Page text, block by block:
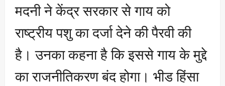
मदनी ने केंद्र सरकार से गाय को
राष्ट्रीय पशु का दर्जा देने की पैरवी की
है। उनका कहना है कि इससे गाय के मुद्दे
का राजनीतिकरण बंद होगा। भीड हिंसा